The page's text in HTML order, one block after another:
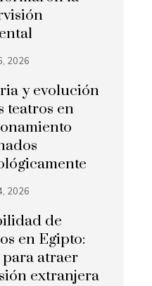
2026
y evolución
teatros en
2026
de
en Egipto:
para atraer
extranjera